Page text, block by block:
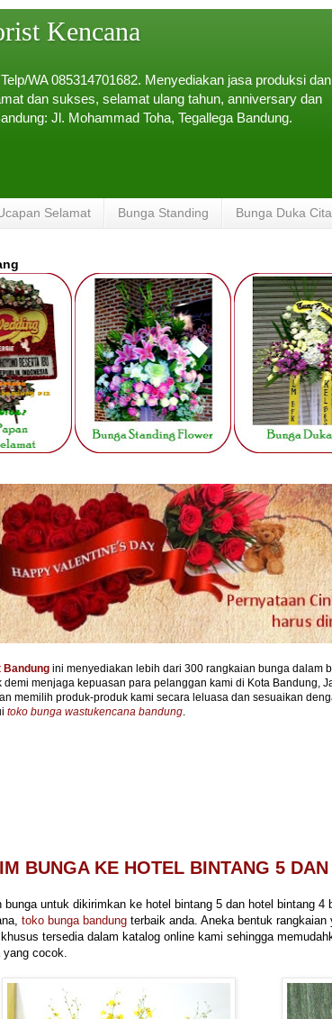
Kencana
WA 085314701682. Menyediakan jasa produksi dan
dan sukses, selamat ulang tahun, anniversary dan
Jl. Mohammad Toha, Tegallega Bandung.
Selamat Bunga Standing Bunga Duka
Bandung ini menyediakan lebih dari 300 rangkaian bunga dalam
demi menjaga kepuasan para pelanggan kami di Kota Bandung,
memilih produk-produk kami secara leluasa dan sesuaikan
toko bunga wastukencana bandung.
BUNGA KE HOTEL BINTANG 5
bunga untuk dikirimkan ke hotel bintang 5 dan hotel bintang
toko bunga bandung terbaik anda. Aneka bentuk
tersedia dalam katalog online kami sehingga
yang cocok.